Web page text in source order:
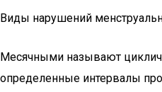
Виды нарушений
Месячными называют
определенные интервалы